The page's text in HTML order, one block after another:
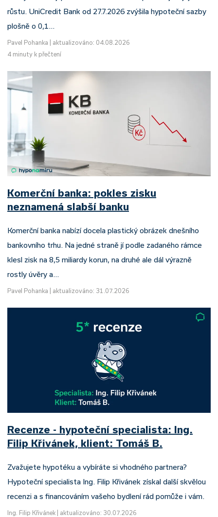
růstu. UniCredit Bank od 27.7.2026 zvýšila hypoteční sazby
plošně o 0,1…
Pavel Pohanka
aktualizováno: 04.08.2026
4 minuty k přečtení
Komerční banka: pokles zisku
neznamená slabší banku
Komerční banka nabízí docela plastický obrázek dnešního
bankovního trhu. Na jedné straně jí podle zadaného rámce
klesl zisk na 8,5 miliardy korun, na druhé ale dál výrazně
rostly úvěry a…
Pavel Pohanka aktualizováno: 31.07.2026
Recenze - hypoteční specialista: Ing.
Filip Křivánek, klient: Tomáš B.
Zvažujete hypotéku a vybíráte si vhodného partnera?
Hypoteční specialista Ing. Filip Křivánek získal další skvělou
recenzi a s financováním vašeho bydlení rád pomůže i vám.
Ing. Filip Křivánek
aktualizováno: 30.07.2026